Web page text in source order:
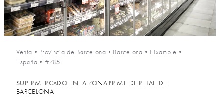
Venta • Provincia de Barcelona • Barcelona • Eixample •
España • #785
SUPERMERCADO EN LA ZONA PRIME DE RETAIL DE
BARCELONA